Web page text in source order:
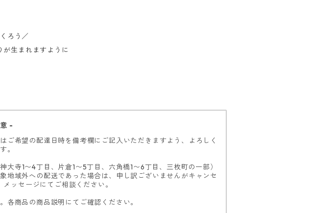
ろう／
が生まれますように
-
希望の配達日時を備考欄にご記入いただきますよう、よろしく
。
寺1〜4丁目、片倉1〜5丁目、六角橋1〜6丁目、三枚町の一部）
地域外への配送であった場合は、申し訳ございませんがキャンセ
ッセージにてご相談ください。
商品の商品説明にてご確認ください。